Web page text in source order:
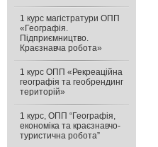
1 курс магістратури ОПП
«Географія.
Підприємництво.
Краєзнавча робота»
1 курс ОПП «Рекреаційна
географія та геобрендинг
територій»
1 курс, ОПП “Географія,
економіка та краєзнавчо-
туристична робота”